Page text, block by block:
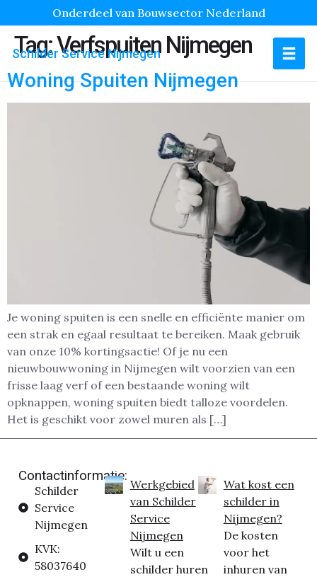
Onderdeel van Bouwsector Nederland
Schilder Service Nijmegen
Tag:Verfspuiten Nijmegen
Woning Spuiten Nijmegen
Je woning spuiten is een snelle en efficiënte manier om
een strak en egaal resultaat te bereiken. Maak gebruik
van onze 10% kortingsactie! Of je nu een
nieuwbouwwoning in Nijmegen wilt voorzien van een
frisse laag verf of een bestaande woning wilt
opknappen, woning spuiten biedt talloze voordelen.
Het is geschikt voor zowel muren als […]
Contactinformatie:
Schilder
Service
Nijmegen
KVK:
58037640
Werkgebied
van Schilder
Service
Nijmegen
Wilt u een
schilder huren
Wat kost een
schilder in
Nijmegen?
De kosten
voor het
inhuren van